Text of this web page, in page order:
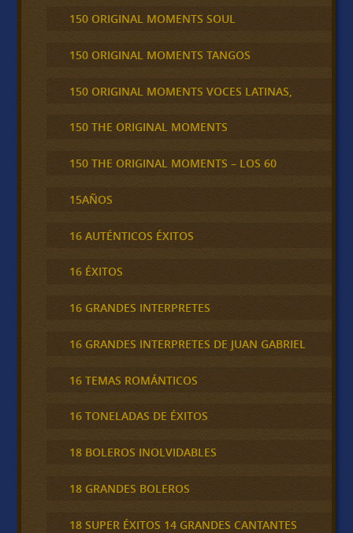
150 ORIGINAL MOMENTS SOUL
150 ORIGINAL MOMENTS TANGOS
150 ORIGINAL MOMENTS VOCES LATINAS,
150 THE ORIGINAL MOMENTS
150 THE ORIGINAL MOMENTS – LOS 60
15AÑOS
16 AUTÉNTICOS ÉXITOS
16 ÉXITOS
16 GRANDES INTERPRETES
16 GRANDES INTERPRETES DE JUAN GABRIEL
16 TEMAS ROMÁNTICOS
16 TONELADAS DE ÉXITOS
18 BOLEROS INOLVIDABLES
18 GRANDES BOLEROS
18 SUPER ÉXITOS 14 GRANDES CANTANTES